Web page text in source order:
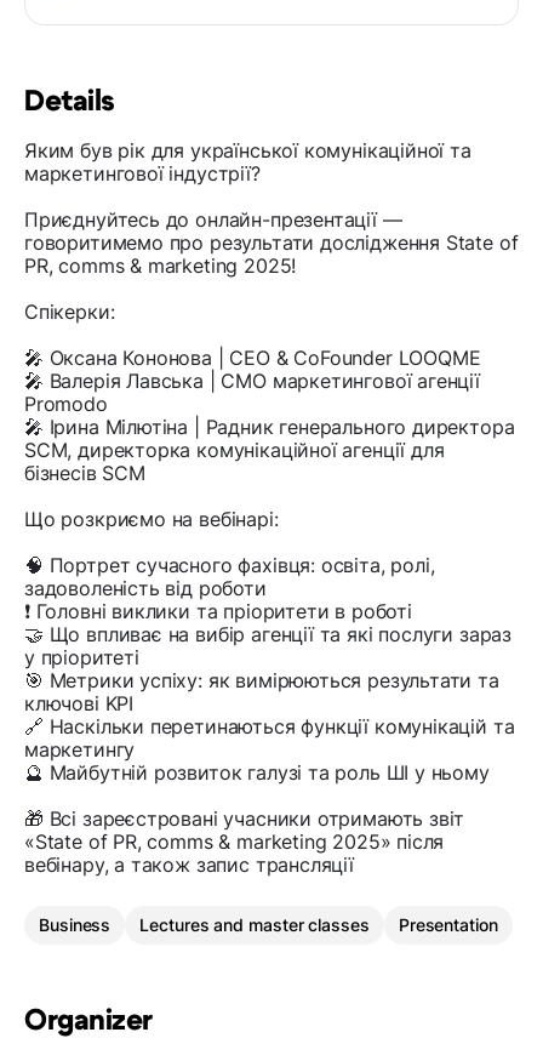
Details
Яким був рік для української комунікаційної та
маркетингової індустрії?
Приєднуйтесь до онлайн-презентації —
говоритимемо про результати дослідження State of
PR, comms & marketing 2025!
Спікерки:
🎤 Оксана Кононова | CEO & CoFounder LOOQME
🎤 Валерія Лавська | CMO маркетингової агенції
Promodo
🎤 Ірина Мілютіна | Радник генерального директора
SCM, директорка комунікаційної агенції для
бізнесів SCM
Що розкриємо на вебінарі:
🧠 Портрет сучасного фахівця: освіта, ролі,
задоволеність від роботи
❗️ Головні виклики та пріоритети в роботі
🤝 Що впливає на вибір агенції та які послуги зараз
у пріоритеті
🎯 Метрики успіху: як вимірюються результати та
ключові KPI
🔗 Наскільки перетинаються функції комунікацій та
маркетингу
🔮 Майбутній розвиток галузі та роль ШІ у ньому
🎁 Всі зареєстровані учасники отримають звіт
«State of PR, comms & marketing 2025» після
вебінару, а також запис трансляції
Business Lectures and master classes Presentation
Organizer